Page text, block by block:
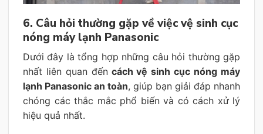
6. Câu hỏi thường gặp về việc vệ sinh cục
nóng máy lạnh Panasonic
Dưới đây là tổng hợp những câu hỏi thường gặp
nhất liên quan đếncách vệ sinh cục nóng máy
lạnh Panasonic an toàn, giúp bạn giải đáp nhanh
chóng các thắc mắc phổ biến và có cách xử lý
hiệu quả nhất.